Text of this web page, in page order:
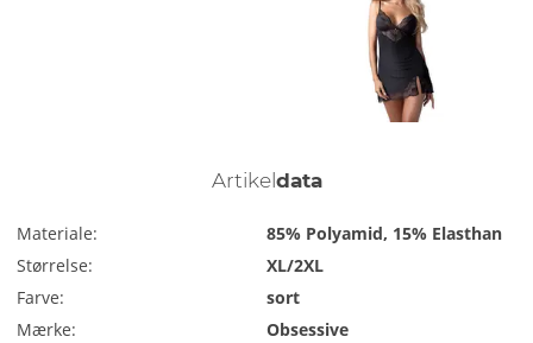
Artikeldata
Materiale:
85% Polyamid, 15% Elasthan
Størrelse:
XL/2XL
Farve:
sort
Mærke:
Obsessive